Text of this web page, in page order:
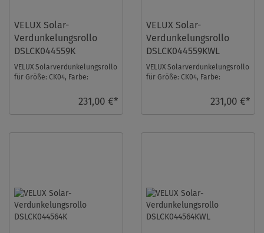
VELUX Solar-
Verdunkelungsrollo
DSLCK044559K
VELUX Solarverdunkelungsrollo
für Größe: CK04, Farbe:
homecontrol kompa ...231,00 €*
VELUX Solar-
Verdunkelungsrollo
DSLCK044559KWL
VELUX Solarverdunkelungsrollo
für Größe: CK04, Farbe:
231,00 €*